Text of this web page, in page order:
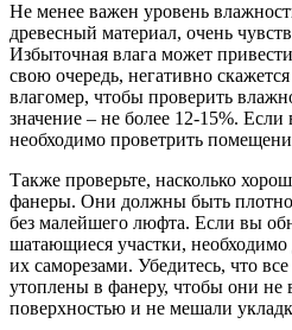
Не менее важен уровень
древесный материал, очень
Избыточная влага может
свою очередь, негативно
влагомер, чтобы проверить
значение – не более 12-15%.
необходимо проветрить
Также проверьте, насколько
фанеры. Они должны быть
без малейшего люфта. Если вы
шатающиеся участки, необходимо
их саморезами. Убедитесь, что
утоплены в фанеру, чтобы они не
поверхностью и не мешали